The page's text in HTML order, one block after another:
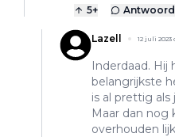
5+ Antwoord
Lazell 12 juli 2023
Inderdaad.
belangrijkste
is al prettig
Maar dan nog
overhouden